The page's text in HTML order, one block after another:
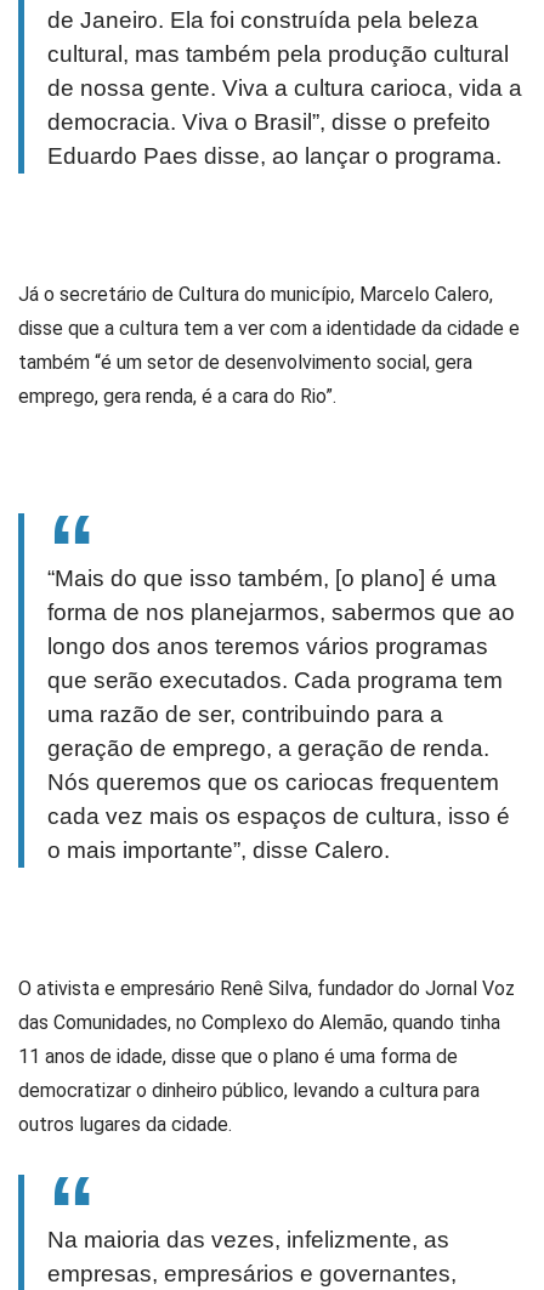
de Janeiro. Ela foi construída pela beleza
cultural, mas também pela produção cultural
de nossa gente. Viva a cultura carioca, vida a
democracia. Viva o Brasil”, disse o prefeito
Eduardo Paes disse, ao lançar o programa.
Já o secretário de Cultura do município, Marcelo Calero,
disse que a cultura tem a ver com a identidade da cidade e
também “é um setor de desenvolvimento social, gera
emprego, gera renda, é a cara do Rio”.
“Mais do que isso também, [o plano] é uma
forma de nos planejarmos, sabermos que ao
longo dos anos teremos vários programas
que serão executados. Cada programa tem
uma razão de ser, contribuindo para a
geração de emprego, a geração de renda.
Nós queremos que os cariocas frequentem
cada vez mais os espaços de cultura, isso é
o mais importante”, disse Calero.
O ativista e empresário Renê Silva, fundador do Jornal Voz
das Comunidades, no Complexo do Alemão, quando tinha
11 anos de idade, disse que o plano é uma forma de
democratizar o dinheiro público, levando a cultura para
outros lugares da cidade.
Na maioria das vezes, infelizmente, as
empresas, empresários e governantes,